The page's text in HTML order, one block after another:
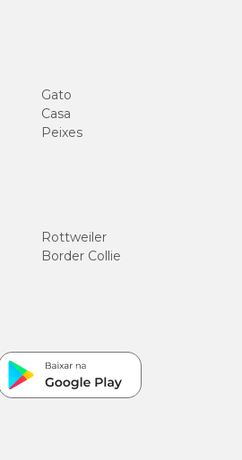
Gato
Casa
Peixes
Rottweiler
Border Collie